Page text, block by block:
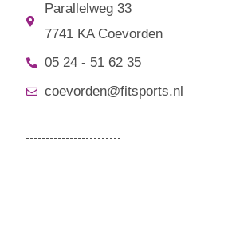
Parallelweg 33
7741 KA Coevorden
05 24 - 51 62 35
coevorden@fitsports.nl